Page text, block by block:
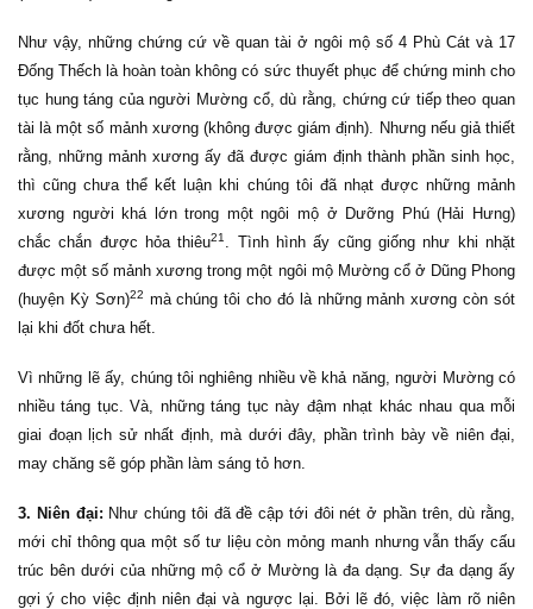
Như vậy, những chứng cứ về quan tài ở ngôi mộ số 4 Phù Cát và 17
Đống Thếch là hoàn toàn không có sức thuyết phục để chứng minh cho
tục hung táng của người Mường cổ, dù rằng, chứng cứ tiếp theo quan
tài là một số mảnh xương (không được giám định). Nhưng nếu giả thiết
rằng, những mảnh xương ấy đã được giám định thành phần sinh học,
thì cũng chưa thể kết luận khi chúng tôi đã nhạt được những mảnh
xương người khá lớn trong một ngôi mộ ở Dưỡng Phú (Hải Hưng)
chắc chắn được hỏa thiêu21
. Tình hình ấy cũng giống như khi nhặt
được một số mảnh xương trong một ngôi mộ Mường cổ ở Dũng Phong
(huyện Kỳ Sơn)22 mà chúng tôi cho đó là những mảnh xương còn sót
lại khi đốt chưa hết.
Vì những lẽ ấy, chúng tôi nghiêng nhiều về khả năng, người Mường có
nhiều táng tục. Và, những táng tục này đậm nhạt khác nhau qua mỗi
giai đoạn lịch sử nhất định, mà dưới đây, phần trình bày về niên đại,
may chăng sẽ góp phần làm sáng tỏ hơn.
3. Niên đại: Như chúng tôi đã đề cập tới đôi nét ở phần trên, dù rằng,
mới chỉ thông qua một số tư liệu còn mỏng manh nhưng vẫn thấy cấu
trúc bên dưới của những mộ cổ ở Mường là đa dạng. Sự đa dạng ấy
gợi ý cho việc định niên đại và ngược lại. Bởi lẽ đó, việc làm rõ niên